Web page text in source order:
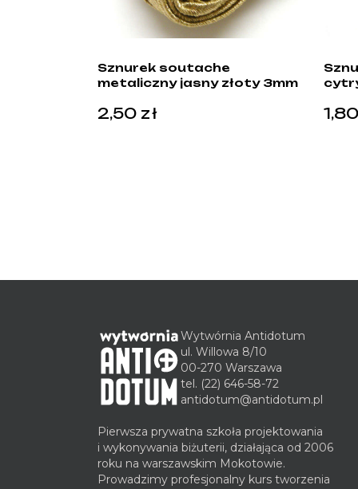
Sznurek soutache
metaliczny jasny złoty 3mm
2,50 zł
Wytwórnia Antidotum
ul. Willowa 8/10
00-270 Warszawa
tel. (22) 646-58-72
antidotum@antidotum.pl
Pierwsza prywatna szkoła projektowania
i wykonywania biżuterii, działająca od 2006
roku na warszawskim Mokotowie.
Prowadzimy profesjonalny kurs tworzenia